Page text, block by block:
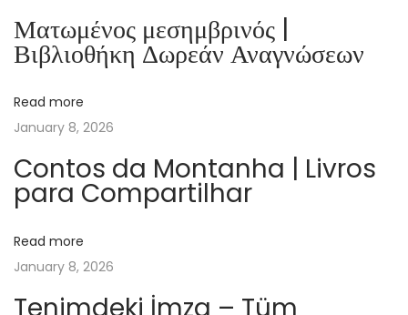
a
u
h
t
e
r
–
P
D
Ματωμένος μεσημβρινός |
Βιβλιοθήκη Δωρεάν Αναγνώσεων
Read more
January 8, 2026
Contos da Montanha | Livros
para Compartilhar
Read more
January 8, 2026